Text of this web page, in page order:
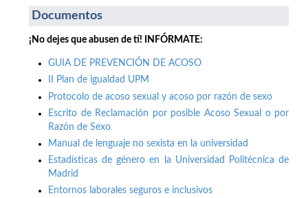
Documentos
¡No dejes que abusen de tí! INFÓRMATE:
GUIA DE PREVENCIÓN DE ACOSO
II Plan de igualdad UPM
Protocolo de acoso sexual y acoso por razón de sexo
Escrito de Reclamación por posible Acoso Sexual o por
Razón de Sexo
Manual de lenguaje no sexista en la universidad
Estadísticas de género en la Universidad Politécnica de
Madrid
Entornos laborales seguros e inclusivos